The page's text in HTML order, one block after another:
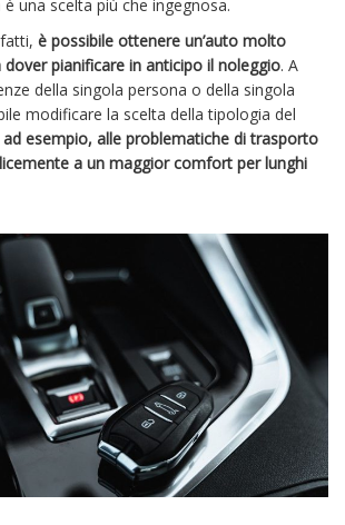
una scelta più che ingegnosa.
è possibile ottenere un’auto molto
pianificare in anticipo il noleggio. A
della singola persona o della singola
modificare la scelta della tipologia del
esempio, alle problematiche di trasporto
a un maggior comfort per lunghi